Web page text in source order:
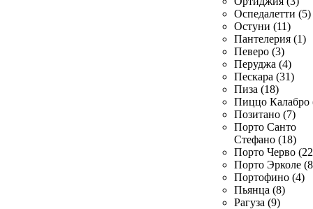
Оспедалетти (5)
Остуни (11)
Пантелерия (1)
Певеро (3)
Перуджа (4)
Пескара (31)
Пиза (18)
Пиццо Калабро
Позитано (7)
Порто Санто
Стефано (18)
Порто Черво
Порто Эрколе
Портофино (4)
Пьянца (8)
Рагуза (9)